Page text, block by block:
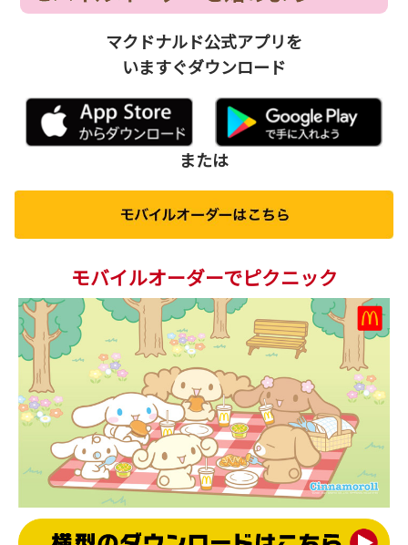
マクドナルド公式アプリを
いますぐダウンロード
または
モバイルオーダーでピクニック